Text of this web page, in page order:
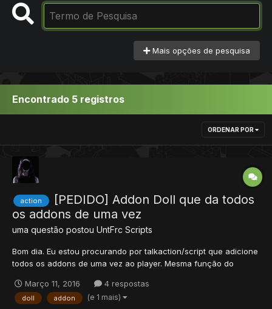
Mais opções de pesquisa
Encontrado 5 registros
ORDENAR POR
action
[PEDIDO] Addon Doll que da todos
os addons de uma vez
uma questão postou UntFrc Scripts
Bom dia. Eu estou procurando por talkaction/script que adicione
todos os addons de uma vez ao player. Mesma função do
disponiveis de uma vez. (Meu ot é 8.60).
Março 11, 2016 4 respostas
doll addon (e 1 mais)